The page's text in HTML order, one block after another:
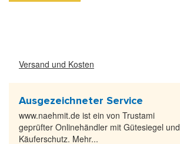
Versand und Kosten
Ausgezeichneter Service
www.naehmit.de ist ein von Trustami
geprüfter Onlinehändler mit Gütesiegel und
Käuferschutz. Mehr...